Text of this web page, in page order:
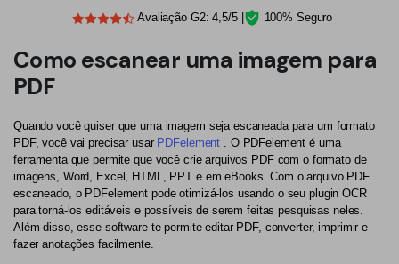
Novo PDFelement：
Do poder da IA às ferramentas em massa – o novo
PDFelement torna qualquer tarefa em PDF simples e rápida.
Baixe Grátis
Tradutor de PDF com IA
Verificador Gramatical com IA
Conversar com Imagem
Detectar Conteúdo de IA
Histórias de clientes
Prêmios G2
Comparação de software PDF
Guia do usuário
PDFelement para Windows
Avaliação G2: 4,5/5 | 100% Seguro
Como escanear uma imagem para
PDF
Quando você quiser que uma imagem seja escaneada para um formato
PDF, você vai precisar usar PDFelement
. O PDFelement é uma
ferramenta que permite que você crie arquivos PDF com o formato de
imagens, Word, Excel, HTML, PPT e em eBooks. Com o arquivo PDF
escaneado, o PDFelement pode otimizá-los usando o seu plugin OCR
para torná-los editáveis e possíveis de serem feitas pesquisas neles.
Além disso, esse software te permite editar PDF, converter, imprimir e
fazer anotações facilmente.